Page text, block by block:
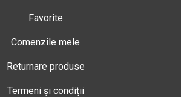
Favorite
Comenzile mele
Returnare produse
Termeni și condiții